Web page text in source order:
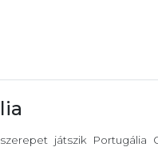
játszik